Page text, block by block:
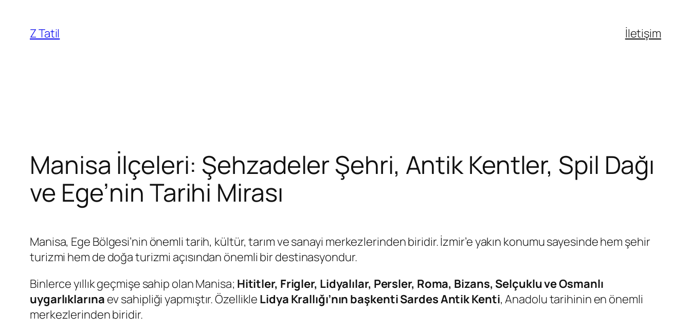
Z Tatil İletişim
Manisa İlçeleri: Şehzadeler Şehri, Antik Kentler, Spil Dağı
ve Ege’nin Tarihi Mirası
Manisa, Ege Bölgesi’nin önemli tarih, kültür, tarım ve sanayi merkezlerinden biridir. İzmir’e yakın konumu sayesinde hem şehir
turizmi hem de doğa turizmi açısından önemli bir destinasyondur.
Binlerce yıllık geçmişe sahip olan Manisa; Hititler, Frigler, Lidyalılar, Persler, Roma, Bizans, Selçuklu ve Osmanlı
uygarlıklarına ev sahipliği yapmıştır. Özellikle Lidya Krallığı’nın başkenti Sardes Antik Kenti, Anadolu tarihinin en önemli
merkezlerinden biridir.